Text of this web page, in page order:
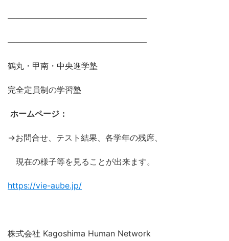
―――――――――――――――――
―――――――――――――――――
鶴丸・甲南・中央進学塾
完全定員制の学習塾
ホームページ：
→お問合せ、テスト結果、各学年の残席、
現在の様子等を見ることが出来ます。
https://vie-aube.jp/
株式会社 Kagoshima Human Network